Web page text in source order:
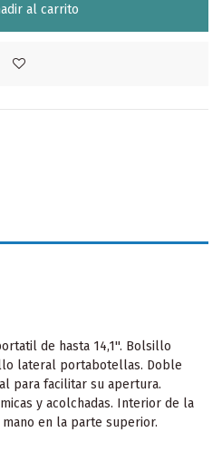
al carrito
de hasta 14,1''. Bolsillo
lateral portabotellas. Doble
para facilitar su apertura.
y acolchadas. Interior de la
en la parte superior.